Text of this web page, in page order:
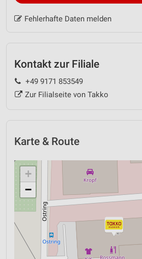
Fehlerhafte Daten melden
Kontakt zur Filiale
+49 9171 853549
Zur Filialseite von Takko
Karte & Route
+
−